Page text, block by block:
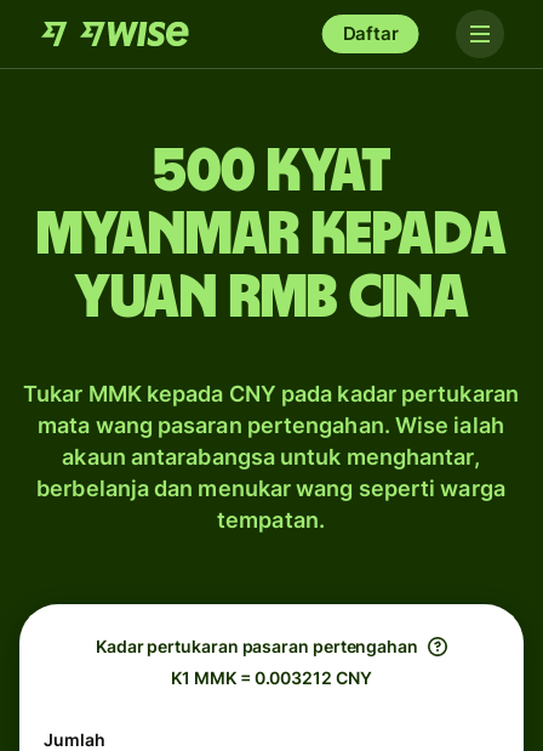
Daftar
500 kyat
Myanmar kepada
yuan rmb Cina
Tukar MMK kepada CNY pada kadar pertukaran
mata wang pasaran pertengahan. Wise ialah
akaun antarabangsa untuk menghantar,
berbelanja dan menukar wang seperti warga
tempatan.
Kadar pertukaran pasaran pertengahan
K1 MMK = 0.003212 CNY
Jumlah